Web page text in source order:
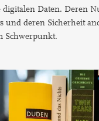
Daten. Deren
und deren Sicherheit
Schwerpunkt.